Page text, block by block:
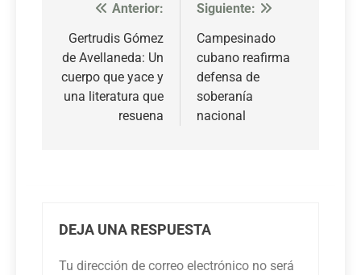
Navegación
de
entradas
Anterior:
Gertrudis Gómez
de Avellaneda: Un
cuerpo que yace y
una literatura que
resuena
Siguiente:
Campesinado
cubano reafirma
defensa de
soberanía
nacional
DEJA UNA RESPUESTA
Tu dirección de correo electrónico no será